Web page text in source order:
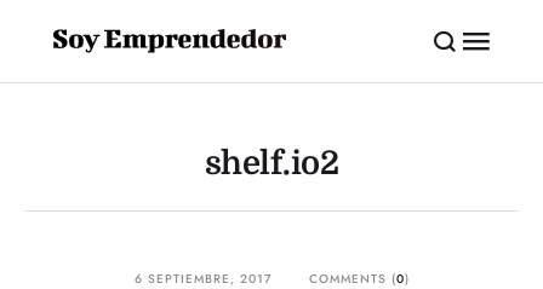
shelf.io2
6 SEPTIEMBRE, 2017 COMMENTS (0)